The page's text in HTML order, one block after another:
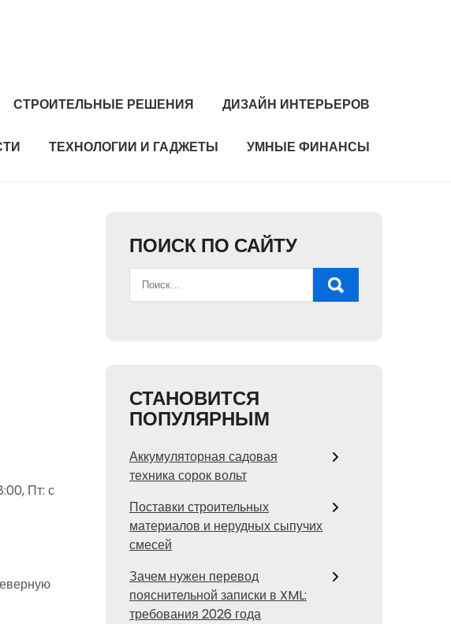
СТРОИТЕЛЬНЫЕ РЕШЕНИЯ ДИЗАЙН ИНТЕРЬЕРОВ
ТЕХНОЛОГИИ И ГАДЖЕТЫ УМНЫЕ ФИНАНСЫ
Пт: с
ПОИСК ПО САЙТУ
СТАНОВИТСЯ
ПОПУЛЯРНЫМ
Аккумуляторная садовая
техника сорок вольт
Поставки строительных
материалов и нерудных сыпучих
смесей
Зачем нужен перевод
пояснительной записки в XML:
требования 2026 года